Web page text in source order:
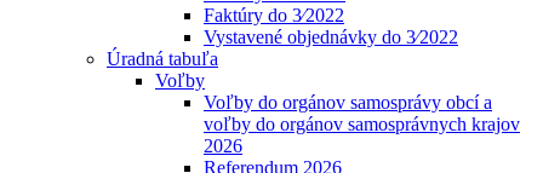
Faktúry do 3⁄2022
Vystavené objednávky do 3⁄2022
Úradná tabuľa
Voľby
Voľby do orgánov samosprávy obcí a
voľby do orgánov samosprávnych krajov
2026
Referendum 2026